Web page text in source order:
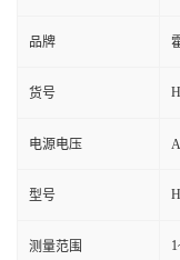
品牌
货号
电源电压
型号
测量范围